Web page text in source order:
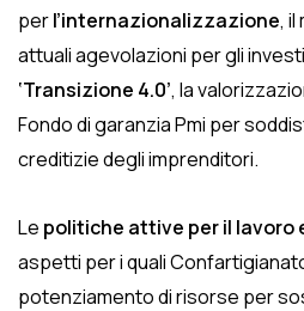
perl’internazionalizzazione, il
attuali agevolazioni per gli
‘Transizione 4.0’, la
Fondo di garanzia Pmi per
creditizie degli imprenditori.
Le politiche attive per il lavoro
aspetti per i quali
potenziamento di risorse per